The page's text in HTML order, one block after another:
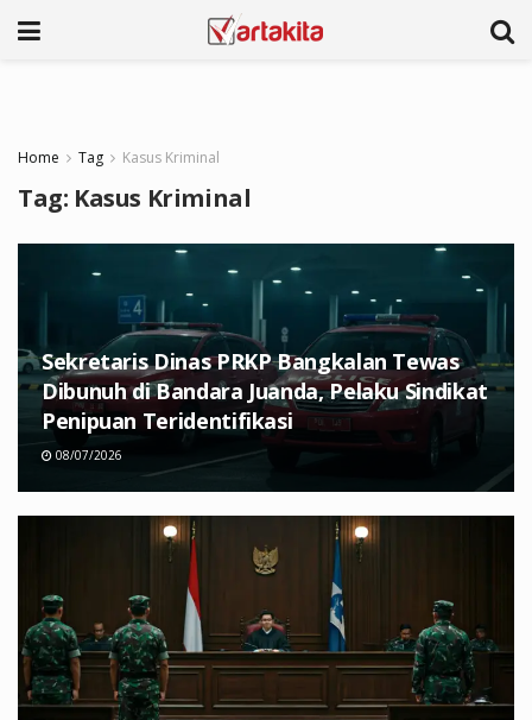
Home Tag Kasus Kriminal
Tag: Kasus Kriminal
Sekretaris Dinas PRKP Bangkalan Tewas
Dibunuh di Bandara Juanda, Pelaku Sindikat
Penipuan Teridentifikasi
08/07/2026